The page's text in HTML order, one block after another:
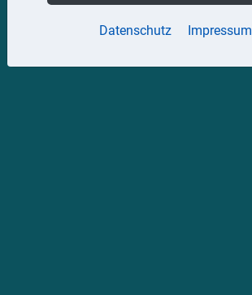
Datenschutz Impressum